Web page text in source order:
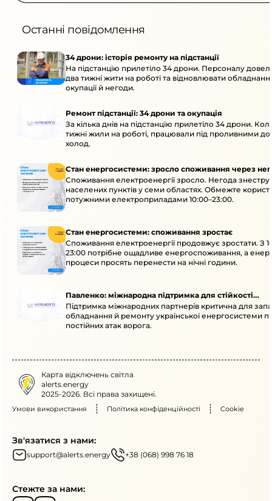
Останні повідомлення
34 дрони: історія ремонту на підстанції
На підстанцію прилетіло 34 дрони. Персоналу
два тижні жити на роботі та відновлювати
окупації й негоди.
Ремонт підстанції: 34 дрони та окупація
За кілька днів на підстанцію прилетіло 34 дрони.
тижні жили на роботі, працювали під проливними
холод.
Стан енергосистеми: зросло споживання через
Споживання електроенергії зросло. Негода
населених пунктів у семи областях. Обмежте
потужними електроприладами 10:00–23:00.
Стан енергосистеми: споживання зростає
Споживання електроенергії продовжує зростати. З
23:00 потрібне ощадливе енергоспоживання, а
процеси просять перенести на нічні години.
Павленко: міжнародна підтримка для стійкості
енергосистеми
Підтримка міжнародних партнерів критична для
обладнання й ремонту української енергосистеми
постійних атак ворога.
Карта відключень світла
alerts.energy
2025-2026. Всі права захищені.
Умови використання Політика конфіденційності Cookie
Зв'язатися з нами:
support@alerts.energy +38 (068) 998 76 18
Стежте за нами: